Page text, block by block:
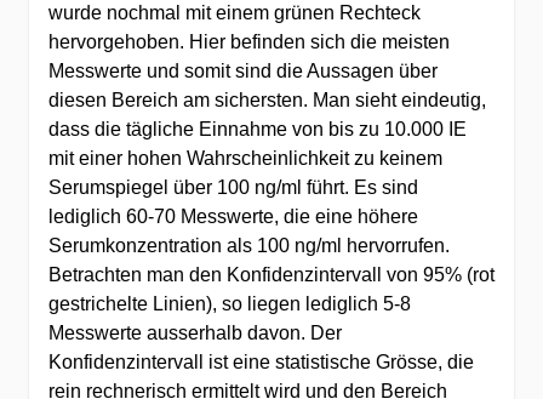
wurde nochmal mit einem grünen Rechteck
hervorgehoben. Hier befinden sich die meisten
Messwerte und somit sind die Aussagen über
diesen Bereich am sichersten. Man sieht eindeutig,
dass die tägliche Einnahme von bis zu 10.000 IE
mit einer hohen Wahrscheinlichkeit zu keinem
Serumspiegel über 100 ng/ml führt. Es sind
lediglich 60-70 Messwerte, die eine höhere
Serumkonzentration als 100 ng/ml hervorrufen.
Betrachten man den Konfidenzintervall von 95% (rot
gestrichelte Linien), so liegen lediglich 5-8
Messwerte ausserhalb davon. Der
Konfidenzintervall ist eine statistische Grösse, die
rein rechnerisch ermittelt wird und den Bereich